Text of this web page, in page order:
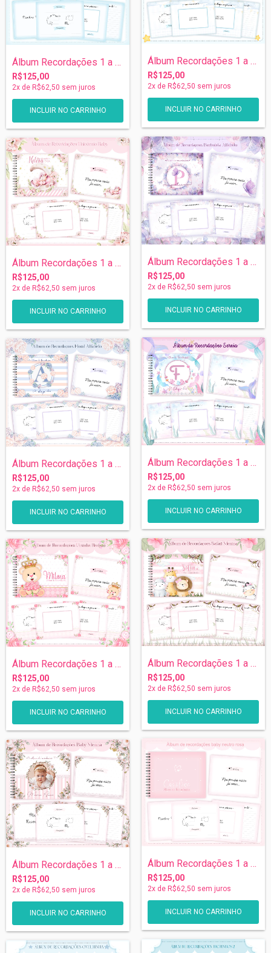
Álbum Recordações 1 a 5 anos - Neutro Az...
R$125,00
2x de R$62,50 sem juros
Álbum Recordações 1 a 5 anos - Baby
R$125,00
2x de R$62,50 sem juros
Álbum Recordações 1 a 5 anos - Unicórnio
R$125,00
2x de R$62,50 sem juros
Álbum Recordações 1 a 5 anos - Borboleta...
R$125,00
2x de R$62,50 sem juros
Álbum Recordações 1 a 5 anos - Floral Al...
R$125,00
2x de R$62,50 sem juros
Álbum Recordações 1 a 5 anos - Sereia
R$125,00
2x de R$62,50 sem juros
Álbum Recordações 1 a 5 anos - Ursinha P...
R$125,00
2x de R$62,50 sem juros
Álbum Recordações 1 a 5 anos - Safari
R$125,00
2x de R$62,50 sem juros
Álbum Recordações 1 a 5 anos - Baby Meni...
R$125,00
2x de R$62,50 sem juros
Álbum Recordações 1 a 5 anos - Rosa
R$125,00
2x de R$62,50 sem juros